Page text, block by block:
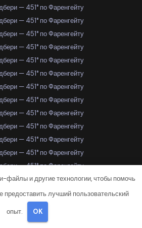
— 451° по Фаренгейту
— 451° по Фаренгейту
— 451° по Фаренгейту
— 451° по Фаренгейту
— 451° по Фаренгейту
— 451° по Фаренгейту
— 451° по Фаренгейту
— 451° по Фаренгейту
— 451° по Фаренгейту
— 451° по Фаренгейту
— 451° по Фаренгейту
— 451° по Фаренгейту
— 451° по Фаренгейту
— 451° по Фаренгейту
— 451° по Фаренгейту
— 451° по Фаренгейту
— 451° по Фаренгейту
файлы и другие технологии, чтобы помочь
предоставить лучший пользовательский
опыт. OK